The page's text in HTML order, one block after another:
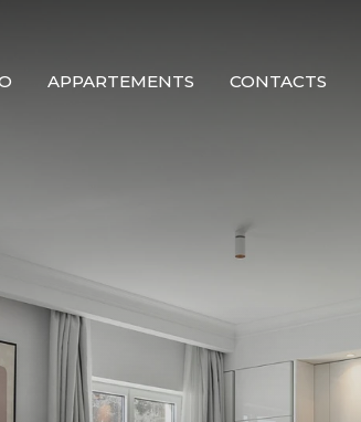
APPARTEMENTS CONTACTS